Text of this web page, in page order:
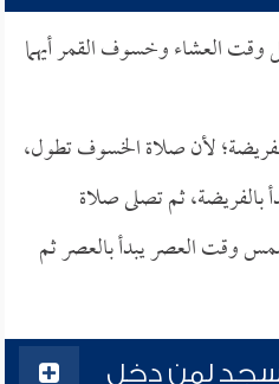
وقت العشاء وخسوف القمر أيهما
لأن صلاة الخسوف تطول،
بالفريضة، ثم تصلى صلاة
وقت العصر يبدأ بالعصر ثم
لمن دخل